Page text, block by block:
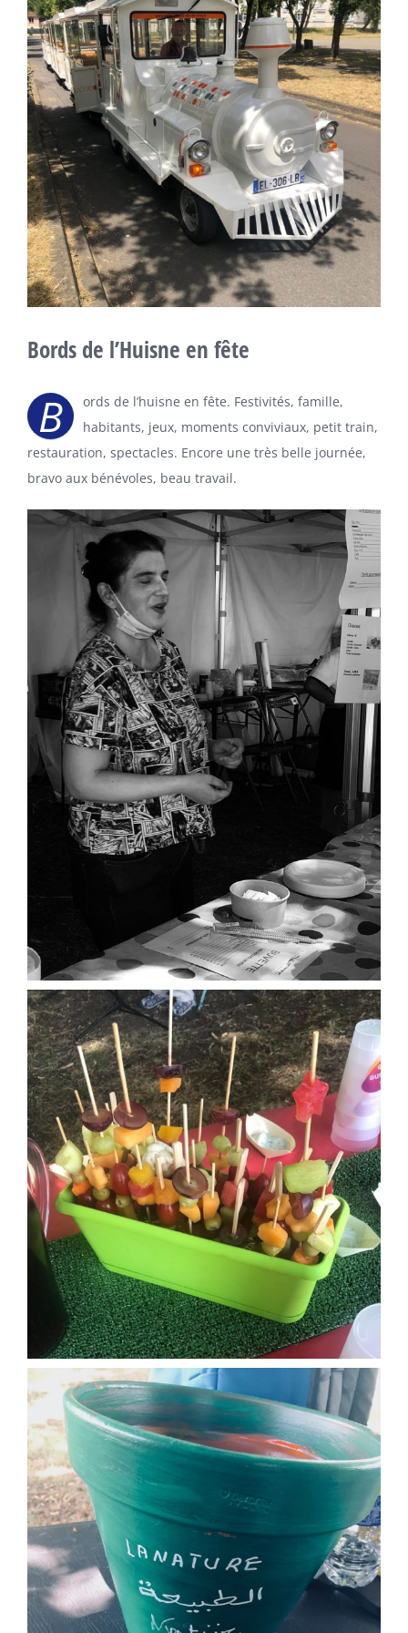
agrandie
Bords de l’Huisne en fête
B
ords de l’huisne en fête. Festivités, famille,
habitants, jeux, moments conviviaux, petit train,
restauration, spectacles. Encore une très belle journée,
bravo aux bénévoles, beau travail.